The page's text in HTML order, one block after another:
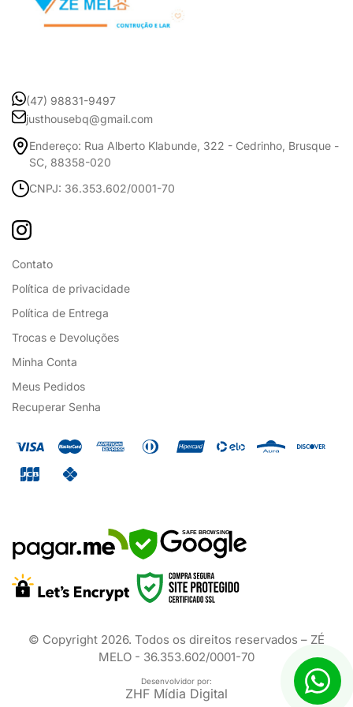
(47) 98831-9497
justhousebq@gmail.com
Endereço: Rua Alberto Klabunde, 322 - Cedrinho, Brusque -
SC, 88358-020
CNPJ: 36.353.602/0001-70
Contato
Política de privacidade
Política de Entrega
Trocas e Devoluções
Minha Conta
Meus Pedidos
Recuperar Senha
SAFE BROWSING
© Copyright 2026. Todos os direitos reservados – ZÉ
MELO - 36.353.602/0001-70
Desenvolvidor por:
ZHF Mídia Digital